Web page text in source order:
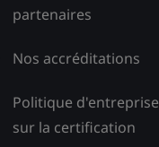
partenaires
Nos accréditations
Politique d'entreprise
sur la certification